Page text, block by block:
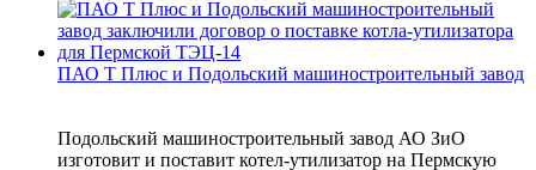
ПАО Т Плюс и Подольский машиностроительный завод
Подольский машиностроительный завод АО ЗиО
изготовит и поставит котел-утилизатор на Пермскую